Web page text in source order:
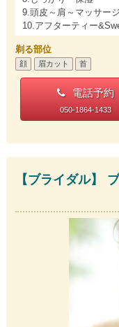
9.頭皮～肩～マッサー
10.アフターティー
剃る部位
顔 眉カット 首
電話予約
050-1864-1433
【ブライダル】